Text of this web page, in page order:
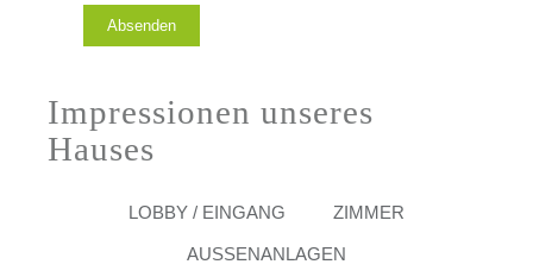
Impressionen unseres
Hauses
LOBBY / EINGANG ZIMMER
AUSSENANLAGEN